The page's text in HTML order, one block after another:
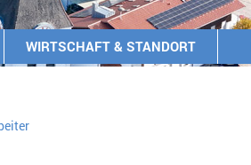
WIRTSCHAFT & STANDORT